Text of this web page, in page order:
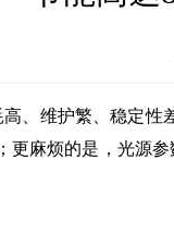
维护繁、稳定性
更麻烦的是，光源